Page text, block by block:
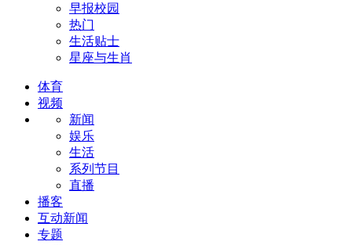
早报校园
热门
生活贴士
星座与生肖
体育
视频
新闻
娱乐
生活
系列节目
直播
播客
互动新闻
专题